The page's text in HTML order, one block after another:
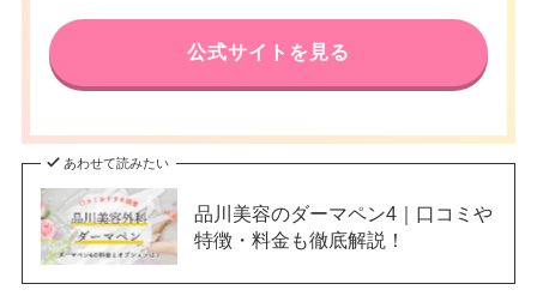
公式サイトを見る
あわせて読みたい
品川美容のダーマペン4｜口コミや
特徴・料金も徹底解説！